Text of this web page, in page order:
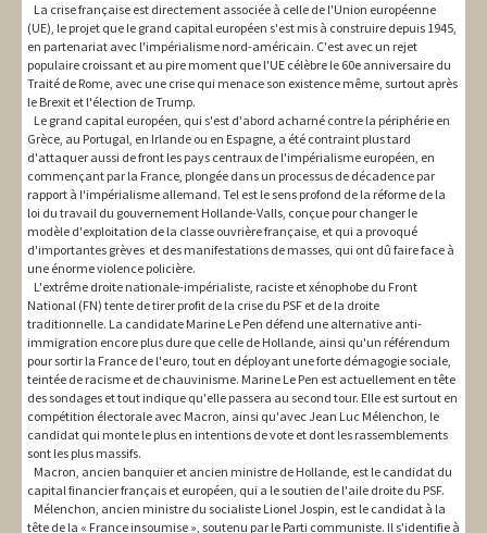
La crise française est directement associée à celle de l'Union européenne
(UE), le projet que le grand capital européen s'est mis à construire depuis 1945,
en partenariat avec l'impérialisme nord-américain. C'est avec un rejet
populaire croissant et au pire moment que l'UE célèbre le 60e anniversaire du
Traité de Rome, avec une crise qui menace son existence même, surtout après
le Brexit et l'élection de Trump.
Le grand capital européen, qui s'est d'abord acharné contre la périphérie en
Grèce, au Portugal, en Irlande ou en Espagne, a été contraint plus tard
d'attaquer aussi de front les pays centraux de l'impérialisme européen, en
commençant par la France, plongée dans un processus de décadence par
rapport à l'impérialisme allemand. Tel est le sens profond de la réforme de la
loi du travail du gouvernement Hollande-Valls, conçue pour changer le
modèle d'exploitation de la classe ouvrière française, et qui a provoqué
d'importantes grèves et des manifestations de masses, qui ont dû faire face à
une énorme violence policière.
L'extrême droite nationale-impérialiste, raciste et xénophobe du Front
National (FN) tente de tirer profit de la crise du PSF et de la droite
traditionnelle. La candidate Marine Le Pen défend une alternative anti-
immigration encore plus dure que celle de Hollande, ainsi qu'un référendum
pour sortir la France de l'euro, tout en déployant une forte démagogie sociale,
teintée de racisme et de chauvinisme. Marine Le Pen est actuellement en tête
des sondages et tout indique qu'elle passera au second tour. Elle est surtout en
compétition électorale avec Macron, ainsi qu'avec Jean Luc Mélenchon, le
candidat qui monte le plus en intentions de vote et dont les rassemblements
sont les plus massifs.
Macron, ancien banquier et ancien ministre de Hollande, est le candidat du
capital financier français et européen, qui a le soutien de l'aile droite du PSF.
Mélenchon, ancien ministre du socialiste Lionel Jospin, est le candidat à la
tête de la « France insoumise », soutenu par le Parti communiste. Il s'identifie à